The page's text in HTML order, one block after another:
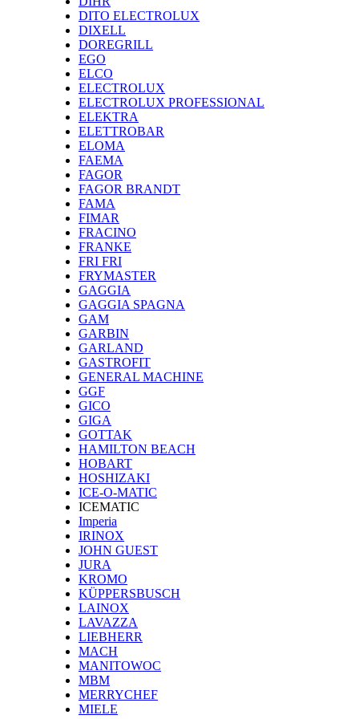
DITO ELECTROLUX
DIXELL
DOREGRILL
EGO
ELCO
ELECTROLUX
ELECTROLUX PROFESSIONAL
ELEKTRA
ELETTROBAR
ELOMA
FAEMA
FAGOR
FAGOR BRANDT
FAMA
FIMAR
FRACINO
FRANKE
FRI FRI
FRYMASTER
GAGGIA
GAGGIA SPAGNA
GAM
GARBIN
GARLAND
GASTROFIT
GENERAL MACHINE
GGF
GICO
GIGA
GOTTAK
HAMILTON BEACH
HOBART
HOSHIZAKI
ICE-O-MATIC
ICEMATIC
Imperia
IRINOX
JOHN GUEST
JURA
KROMO
KÜPPERSBUSCH
LAINOX
LAVAZZA
LIEBHERR
MACH
MANITOWOC
MBM
MERRYCHEF
MIELE